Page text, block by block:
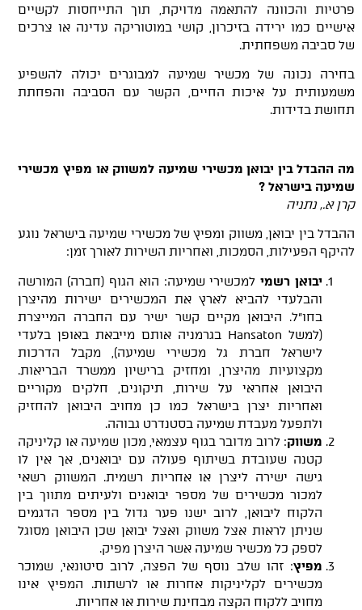
פרטיות והכוונה להתאמה מדויקת, תוך התייחסות לקשיים
אישיים כמו ירידה בזיכרון, קושי במוטוריקה עדינה או צרכים
של סביבה משפחתית.
בחירה נכונה של מכשיר שמיעה למבוגרים יכולה להשפיע
משמעותית על איכות החיים, הקשר עם הסביבה והפחתת
תחושת בדידות.
מה ההבדל בין יבואן מכשירי שמיעה למשווק או מפיץ מכשירי
שמיעה בישראל ?
קרן א., נתניה
ההבדל בין יבואן, משווק ומפיץ של מכשירי שמיעה בישראל נוגע
להיקף הפעילות, הסמכות, ואחריות השירות לאורך זמן:
יבואן רשמילמכשירי שמיעה: הוא הגוף (חברה) המורשה
והבלעדי להביא לארץ את המכשירים ישירות מהיצרן
בחו"ל. היבואן מקיים קשר ישיר עם החברה המייצרת
(למשל Hansaton בגרמניה אותם מייבאת באופן בלעדי
לישראל חברת גל מכשירי שמיעה), מקבל הדרכות
מקצועיות מהיצרן, ומחזיק ברישיון ממשרד הבריאות.
היבואן אחראי על שירות, תיקונים, חלקים מקוריים
ואחריות יצרן בישראל כמו כן מחויב היבואן להחזיק
ולתפעל מעבדת שמיעה בסטנדרט גבוהה.
משווק: לרוב מדובר בגוף עצמאי, מכון שמיעה או קליניקה
קטנה שעובדת בשיתוף פעולה עם יבואנים, אך אין לו
גישה ישירה ליצרן או אחריות רשמית. המשווק רשאי
למכור מכשירים של מספר יבואנים ולעיתים מתווך בין
הלקוח ליבואן, לרוב ישנו פער גדול בין מספר הדגמים
שניתן לראות אצל משווק ואצל יבואן שכן היבואן מסוגל
לספק כל מכשיר שמיעה אשר היצרן מפיק.
מפיץ: זהו שלב נוסף של הפצה, לרוב סיטונאי, שמוכר
מכשירים לקליניקות אחרות או לרשתות. המפיץ אינו
מחויב ללקוח הקצה מבחינת שירות או אחריות.